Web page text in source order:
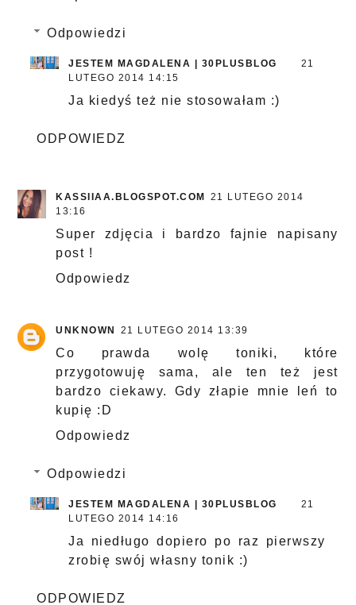
Odpowiedzi
JESTEM MAGDALENA | 30PLUSBLOG
21
LUTEGO 2014 14:15
Ja kiedyś też nie stosowałam :)
ODPOWIEDZ
KASSIIAA.BLOGSPOT.COM
21 LUTEGO 2014
13:16
Super zdjęcia i bardzo fajnie napisany
post !
Odpowiedz
UNKNOWN 21 LUTEGO 2014 13:39
Co prawda wolę toniki, które
przygotowuję sama, ale ten też jest
bardzo ciekawy. Gdy złapie mnie leń to
kupię :D
Odpowiedz
Odpowiedzi
JESTEM MAGDALENA | 30PLUSBLOG
21
LUTEGO 2014 14:16
Ja niedługo dopiero po raz pierwszy
zrobię swój własny tonik :)
ODPOWIEDZ